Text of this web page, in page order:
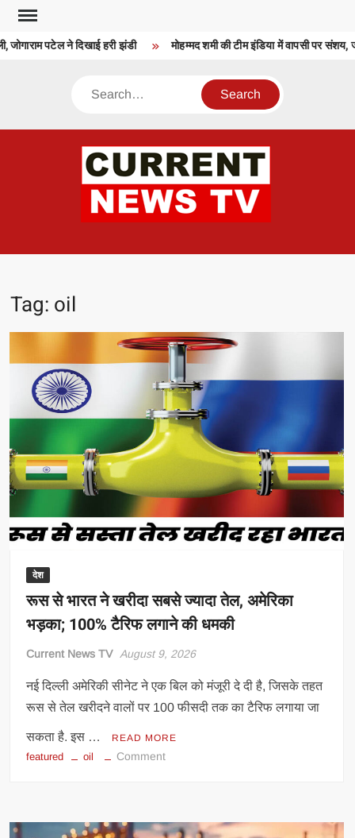
Skip
contentपटेल ने दिखाई हरी झंडी मोहम्मद शमी की टीम इंडिया में वापसी पर संशय, जहीर
Search
Tag: oil
देश
रूस से भारत ने खरीदा सबसे ज्यादा तेल, अमेरिका
भड़का; 100% टैरिफ लगाने की धमकी
Current News TV August 9, 2026
नई दिल्‍ली अमेरिकी सीनेट ने एक बिल को मंजूरी दे दी है, जिसके तहत
रूस से तेल खरीदने वालों पर 100 फीसदी तक का टैरिफ लगाया जा
सकता है. इस … READ MORE
featured oil Commenton
ने